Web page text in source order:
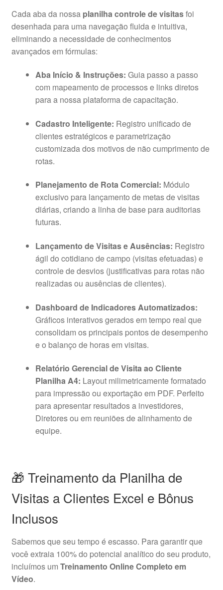
Cada aba da nossa planilha controle de visitasfoi
desenhada para uma navegação fluida e intuitiva,
eliminando a necessidade de conhecimentos
avançados em fórmulas:
Aba Início & Instruções: Guia passo a passo
com mapeamento de processos e links diretos
para a nossa plataforma de capacitação.
Cadastro Inteligente: Registro unificado de
clientes estratégicos e parametrização
customizada dos motivos de não cumprimento de
rotas.
Planejamento de Rota Comercial: Módulo
exclusivo para lançamento de metas de visitas
diárias, criando a linha de base para auditorias
futuras.
Lançamento de Visitas e Ausências: Registro
ágil do cotidiano de campo (visitas efetuadas) e
controle de desvios (justificativas para rotas não
realizadas ou ausências de clientes).
Dashboard de Indicadores Automatizados:
Gráficos interativos gerados em tempo real que
consolidam os principais pontos de desempenho
e o balanço de horas em visitas.
Relatório Gerencial de Visita ao Cliente
Planilha A4: Layout milimetricamente formatado
para impressão ou exportação em PDF. Perfeito
para apresentar resultados a investidores,
Diretores ou em reuniões de alinhamento de
equipe.
🎁 Treinamento da Planilha de
Visitas a Clientes Excel e Bônus
Inclusos
Sabemos que seu tempo é escasso. Para garantir que
você extraia 100% do potencial analítico do seu produto,
incluímos um Treinamento Online Completo em
Vídeo.